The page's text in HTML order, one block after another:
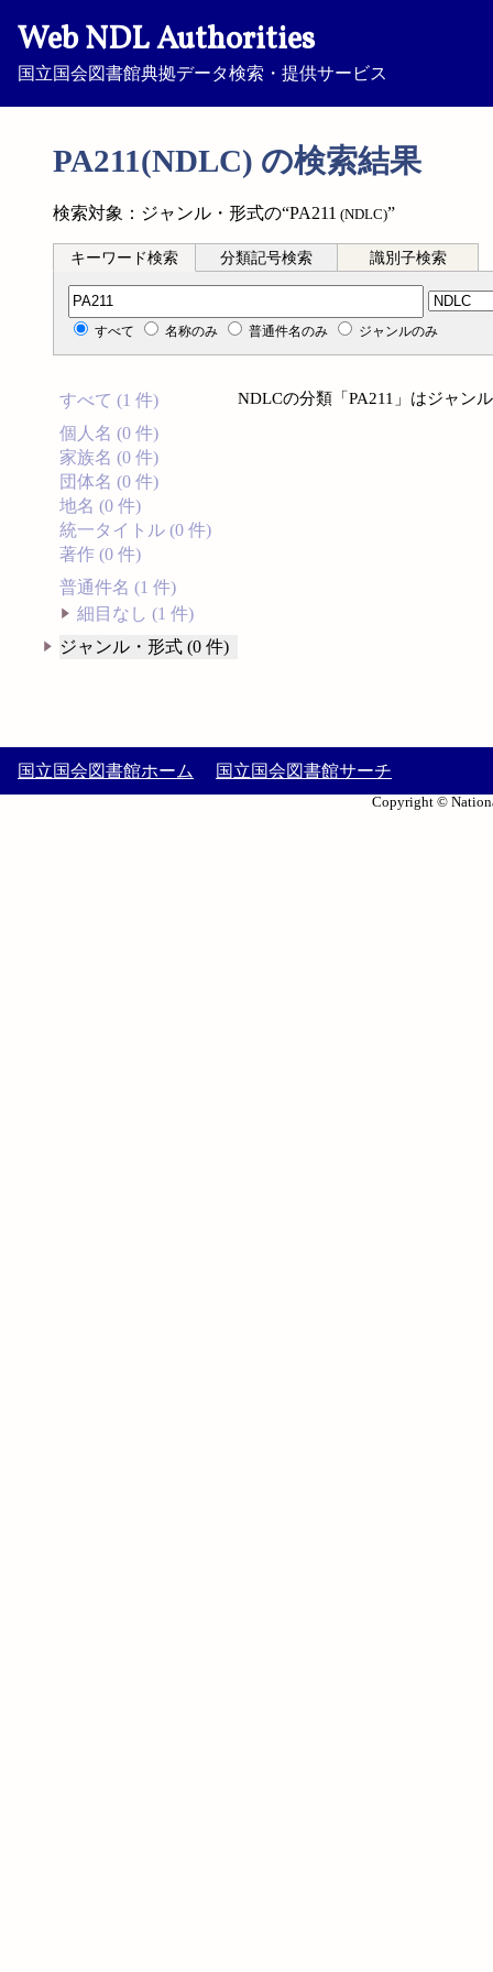
Web NDL Authorities
国立国会図書館典拠データ検索・提供サービス
PA211(NDLC) の検索結果
検索対象：ジャンル・形式の“PA211 (NDLC)”
キーワード検索 分類記号検索 識別子検索
分類記号検索
すべて 名称のみ 普通件名のみ ジャンルのみ
すべて (1 件)
個人名 (0 件)
家族名 (0 件)
団体名 (0 件)
地名 (0 件)
統一タイトル (0 件)
著作 (0 件)
普通件名 (1 件)
細目なし (1 件)
ジャンル・形式 (0 件)
NDLCの分類「PA211」はジャン
国立国会図書館ホーム 国立国会図書館サーチ
Copyright ©